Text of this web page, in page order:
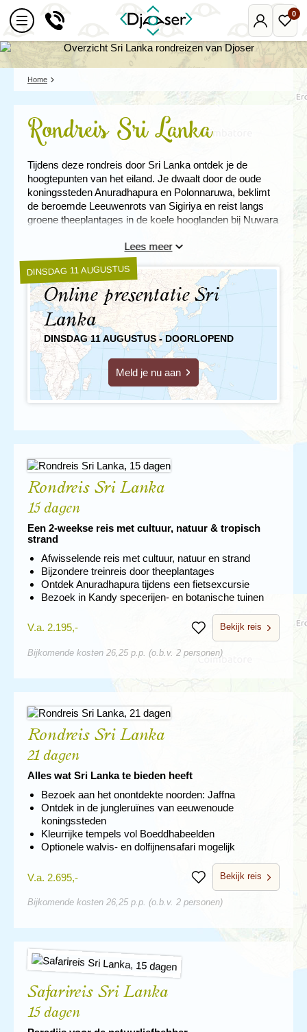
Mijn
Djoser
0
Home
Rondreis Sri Lanka
Tijdens deze rondreis door Sri Lanka ontdek je de
hoogtepunten van het eiland. Je dwaalt door de oude
koningssteden Anuradhapura en Polonnaruwa, beklimt
de beroemde Leeuwenrots van Sigiriya en reist langs
groene theeplantages in de koele hooglanden bij Nuwara
langs de indrukwekkende vestingwerken.
Sri Lanka verrast met een enorme variatie: uitgestrekte
stranden, groene bergen, kleurrijke tempels vol
boeddhabeelden én een rijke dierenwereld met wilde
olifanten en zelfs luipaarden. Voeg daar de hartelijke
gastvrijheid van de bevolking, de geurige curries en de
korte reisafstanden aan toe, en je begrijpt waarom Sri
Lanka zo’n onvergetelijke Aziatische bestemming is.
Maak je reis compleet en combineer het veelzijdige Sri
Lanka met de paradijselijke Malediven.
Lees meer
DINSDAG 11 AUGUSTUS
Online presentatie Sri
Lanka
DINSDAG 11 AUGUSTUS - DOORLOPEND
Meld je nu aan
Rondreis Sri Lanka
15 dagen
Een 2-weekse reis met cultuur, natuur & tropisch
strand
Afwisselende reis met cultuur, natuur en strand
Bijzondere treinreis door theeplantages
Ontdek Anuradhapura tijdens een fietsexcursie
Bezoek in Kandy specerijen- en botanische tuinen
V.a. 2.195,- BewarenBekijk reis
Bijkomende kosten 26,25 p.p. (o.b.v. 2 personen)
Rondreis Sri Lanka
21 dagen
Alles wat Sri Lanka te bieden heeft
Bezoek aan het onontdekte noorden: Jaffna
Ontdek in de jungleruïnes van eeuwenoude
koningssteden
Kleurrijke tempels vol Boeddhabeelden
Optionele walvis- en dolfijnensafari mogelijk
V.a. 2.695,- BewarenBekijk reis
Bijkomende kosten 26,25 p.p. (o.b.v. 2 personen)
Safarireis Sri Lanka
15 dagen